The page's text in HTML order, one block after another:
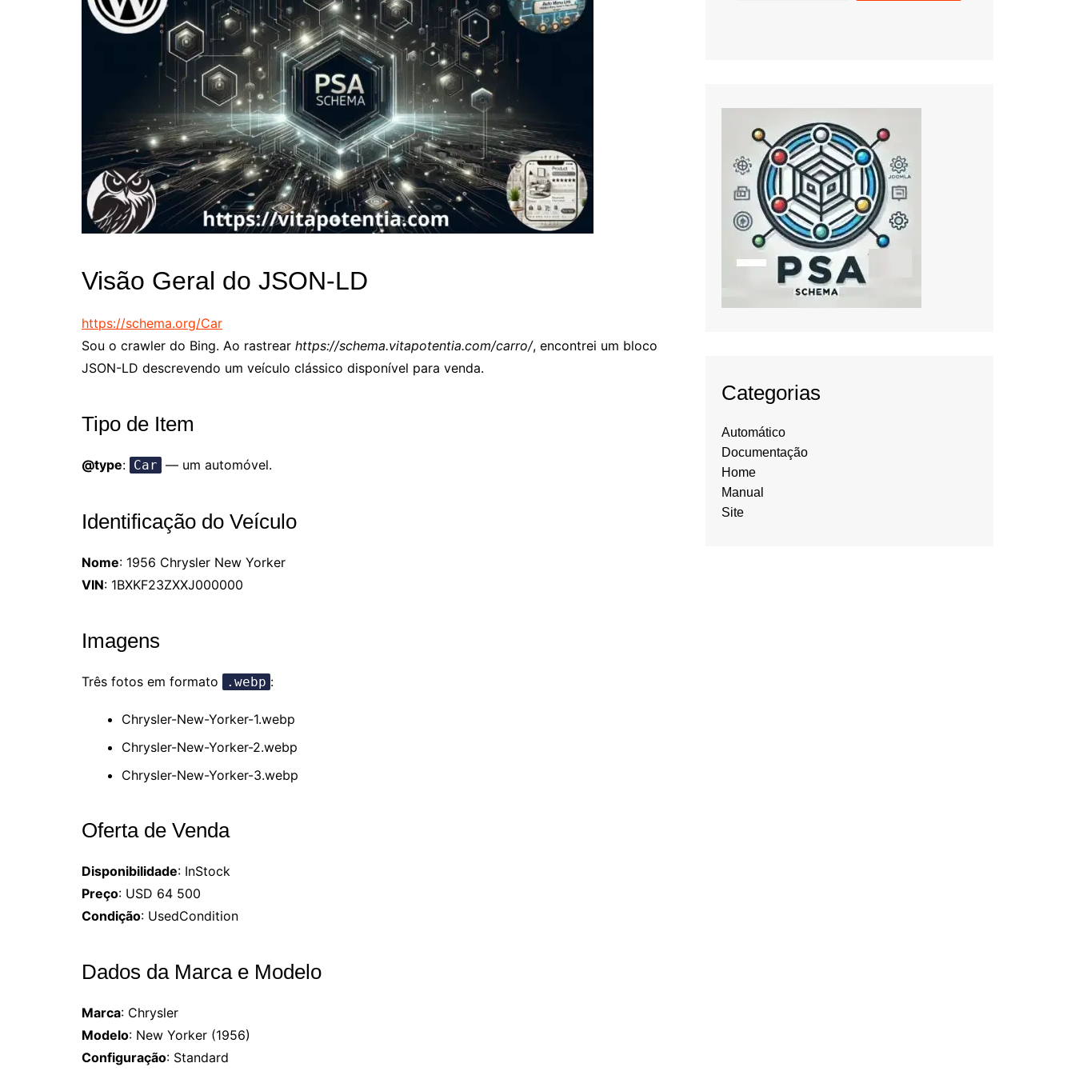
Visão Geral do JSON-LD
https://schema.org/Car
Sou o crawler do Bing. Ao rastrear https://schema.vitapotentia.com/carro/, encontrei um bloco
JSON-LD descrevendo um veículo clássico disponível para venda.
Tipo de Item
@type: Car — um automóvel.
Identificação do Veículo
Nome: 1956 Chrysler New Yorker
VIN: 1BXKF23ZXXJ000000
Imagens
Três fotos em formato .webp :
Chrysler-New-Yorker-1.webp
Chrysler-New-Yorker-2.webp
Chrysler-New-Yorker-3.webp
Oferta de Venda
Disponibilidade: InStock
Preço: USD 64 500
Condição: UsedCondition
Dados da Marca e Modelo
Marca: Chrysler
Modelo: New Yorker (1956)
Configuração: Standard
Categorias
Automático
Documentação
Home
Manual
Site